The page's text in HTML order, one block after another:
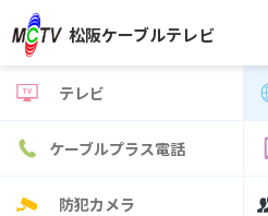
松阪ケーブルテレビ
テレビ
ケーブルプラス電話
防犯カメラ